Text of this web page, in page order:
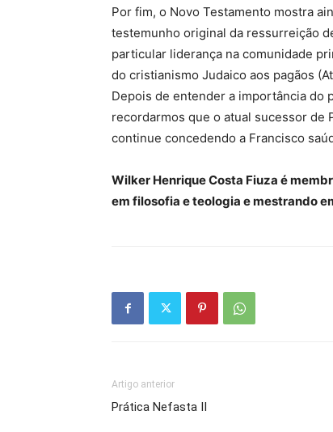
Por fim, o Novo Testamento mostra
testemunho original da ressurreição
particular liderança na comunidade
do cristianismo Judaico aos pagãos
Depois de entender a importância do
recordarmos que o atual sucessor de
continue concedendo a Francisco
Wilker Henrique Costa Fiuza é
em filosofia e teologia e mestrando
Artigo anterior
Prática Nefasta II